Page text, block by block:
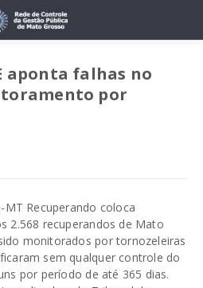
aponta falhas no
por
Recuperando coloca
2.568 recuperandos de Mato
monitorados por tornozeleiras
sem qualquer controle do
por período de até 365 dias.